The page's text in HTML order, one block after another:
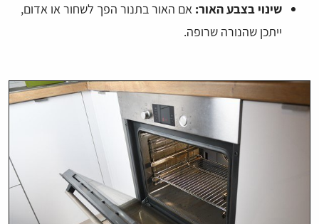
שינוי בצבע האור: אם האור בתנור הפך לשחור או אדום,
ייתכן שהנורה שרופה.